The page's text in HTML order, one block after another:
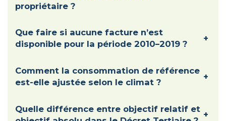
propriétaire ?
Que faire si aucune facture n’est
disponible pour la période 2010–2019 ?
+
Comment la consommation de référence
est-elle ajustée selon le climat ?
+
Quelle différence entre objectif relatif et
+